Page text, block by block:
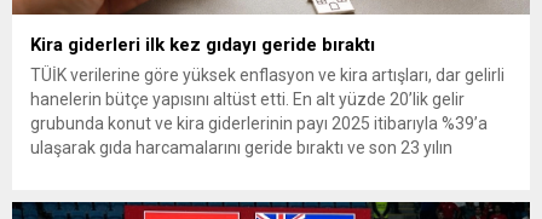
Kira giderleri ilk kez gıdayı geride bıraktı
TÜİK verilerine göre yüksek enflasyon ve kira artışları, dar gelirli
hanelerin bütçe yapısını altüst etti. En alt yüzde 20’lik gelir
grubunda konut ve kira giderlerinin payı 2025 itibarıyla %39’a
ulaşarak gıda harcamalarını geride bıraktı ve son 23 yılın